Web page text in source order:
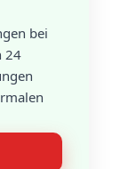
bei
24